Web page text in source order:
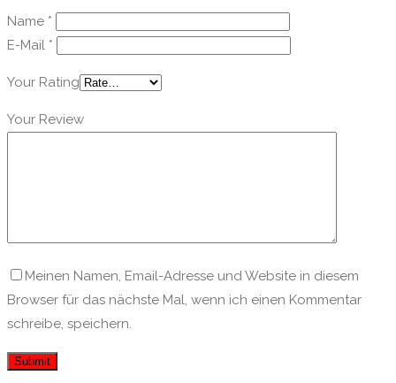
Name *
E-Mail *
Your Rating
Your Review
Meinen Namen, Email-Adresse und Website in diesem
Browser für das nächste Mal, wenn ich einen Kommentar
schreibe, speichern.